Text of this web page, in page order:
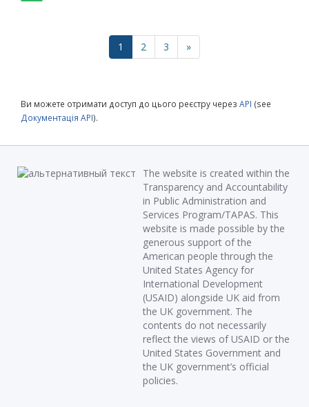
1 2 3 »
Ви можете отримати доступ до цього реєстру через API (see
Документація API).
The website is created within the
Transparency and Accountability
in Public Administration and
Services Program/TAPAS. This
website is made possible by the
generous support of the
American people through the
United States Agency for
International Development
(USAID) alongside UK aid from
the UK government. The
contents do not necessarily
reflect the views of USAID or the
United States Government and
the UK government’s official
policies.